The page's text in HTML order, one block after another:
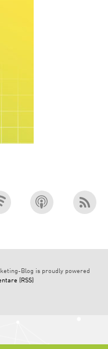
Blog is proudly powered
(RSS)